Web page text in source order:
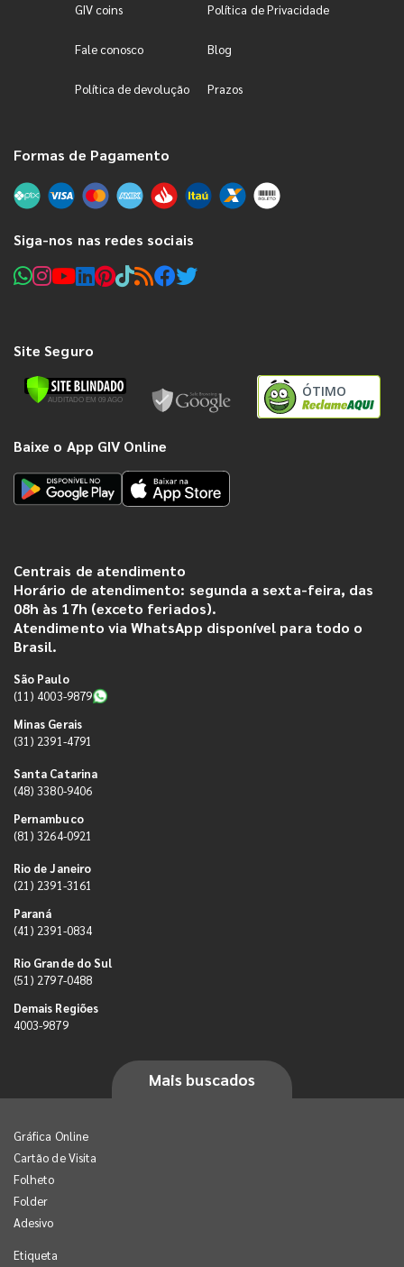
GIV coins Política de Privacidade
Fale conosco Blog
Política de devolução Prazos
Formas de Pagamento
Siga-nos nas redes sociais
Site Seguro
ÓTIMO
Baixe o App GIV Online
Centrais de atendimento
Horário de atendimento: segunda a sexta-feira, das
08h às 17h (exceto feriados).
Atendimento via WhatsApp disponível para todo o
Brasil.
São Paulo
(11) 4003-9879
Minas Gerais
(31) 2391-4791
Santa Catarina
(48) 3380-9406
Pernambuco
(81) 3264-0921
Rio de Janeiro
(21) 2391-3161
Paraná
(41) 2391-0834
Rio Grande do Sul
(51) 2797-0488
Demais Regiões
4003-9879
Mais buscados
Gráfica Online
Cartão de Visita
Folheto
Folder
Adesivo
Etiqueta